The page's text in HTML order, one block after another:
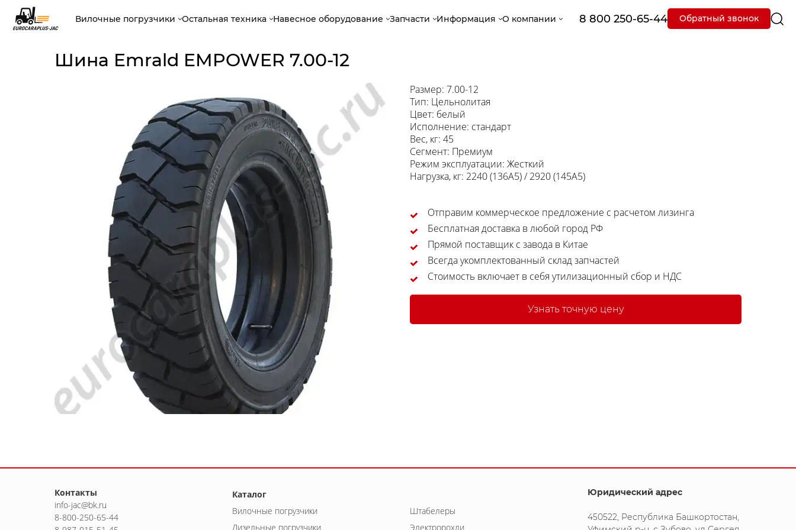
Вилочные погрузчики Остальная техника Навесное оборудование Запчасти Информация О компании 8 800 250-65-44 Обратный звонок
Шина Emrald EMPOWER 7.00-12
Размер: 7.00-12
Тип: Цельнолитая
Цвет: белый
Исполнение: стандарт
Вес, кг: 45
Сегмент: Премиум
Режим эксплуатации: Жесткий
Нагрузка, кг: 2240 (136A5) / 2920 (145A5)
Отправим коммерческое предложение с расчетом лизинга
Бесплатная доставка в любой город РФ
Прямой поставщик с завода в Китае
Всегда укомплектованный склад запчастей
Стоимость включает в себя утилизационный сбор и НДС
Узнать точную цену
Контакты
info-jac@bk.ru
8-800-250-65-44
Каталог
Вилочные погрузчики
Дизельные погрузчики
Штабелеры
Электророхли
Юридический адрес
450522, Республика Башкортостан,